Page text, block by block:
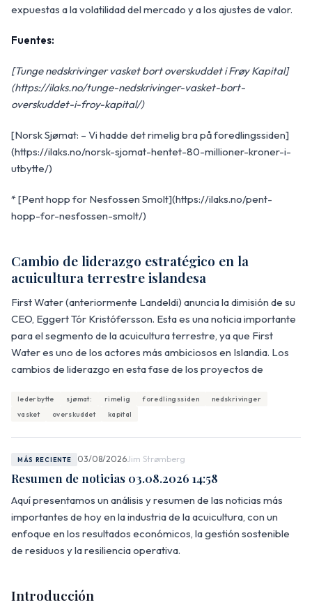
expuestas a la volatilidad del mercado y a los ajustes de valor.
Fuentes:
[Tunge nedskrivinger vasket bort overskuddet i Frøy Kapital]
(https://ilaks.no/tunge-nedskrivinger-vasket-bort-
overskuddet-i-froy-kapital/)
[Norsk Sjømat: – Vi hadde det rimelig bra på foredlingssiden]
(https://ilaks.no/norsk-sjomat-hentet-80-millioner-kroner-i-
utbytte/)
* [Pent hopp for Nesfossen Smolt](https://ilaks.no/pent-
hopp-for-nesfossen-smolt/)
Cambio de liderazgo estratégico en la
acuicultura terrestre islandesa
First Water (anteriormente Landeldi) anuncia la dimisión de su
CEO, Eggert Tór Kristófersson. Esta es una noticia importante
para el segmento de la acuicultura terrestre, ya que First
Water es uno de los actores más ambiciosos en Islandia. Los
cambios de liderazgo en esta fase de los proyectos de
lederbytte sjømat: rimelig foredlingssiden
nedskrivinger
vasket
overskuddet kapital
MÁS RECIENTE 03/08/2026Jim Strømberg
Resumen de noticias 03.08.2026 14:58
Aquí presentamos un análisis y resumen de las noticias más
importantes de hoy en la industria de la acuicultura, con un
enfoque en los resultados económicos, la gestión sostenible
de residuos y la resiliencia operativa.
Introducción